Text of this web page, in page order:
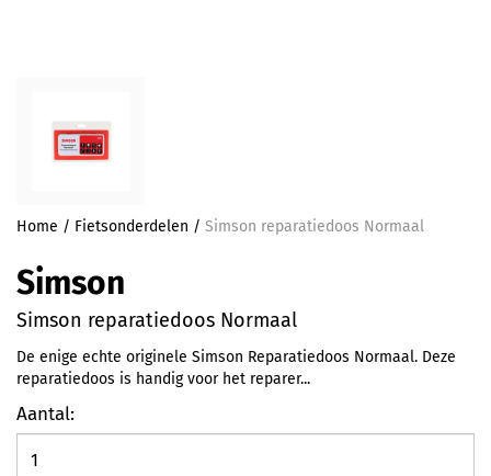
Home / Fietsonderdelen / Simson reparatiedoos Normaal
Simson
Simson reparatiedoos Normaal
De enige echte originele Simson Reparatiedoos Normaal. Deze
reparatiedoos is handig voor het reparer...
Aantal: